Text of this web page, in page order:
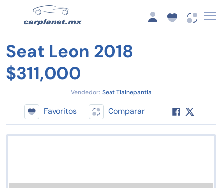
Seat Leon 2018
$311,000
Vendedor: Seat Tlalnepantla
Favoritos Comparar